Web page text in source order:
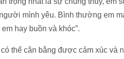
mình yêu. Bình thường em
hay buồn và khóc”.
thể cân bằng được cảm xúc và